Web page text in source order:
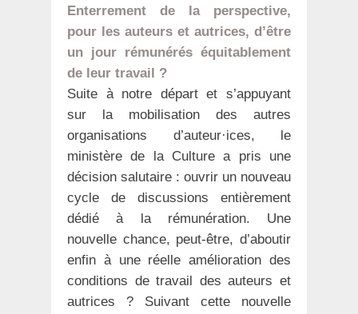
Enterrement de la perspective,
pour les auteurs et autrices, d’être
un jour rémunérés équitablement
de leur travail ?
Suite à notre départ et s’appuyant
sur la mobilisation des autres
organisations d’auteur·ices, le
ministère de la Culture a pris une
décision salutaire : ouvrir un nouveau
cycle de discussions entièrement
dédié à la rémunération. Une
nouvelle chance, peut-être, d’aboutir
enfin à une réelle amélioration des
conditions de travail des auteurs et
autrices ? Suivant cette nouvelle